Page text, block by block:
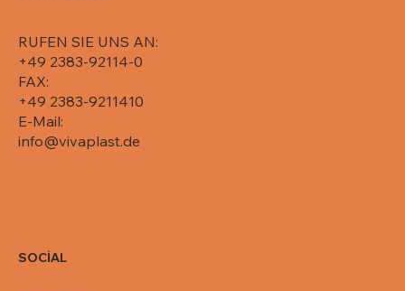
RUFEN SIE UNS AN:
+49 2383-92114-0
FAX:
+49 2383-9211410
E-Mail:
info@vivaplast.de
SOCİAL